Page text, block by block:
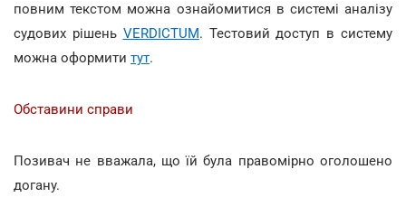
повним текстом можна ознайомитися в системі аналізу
судових рішень VERDICTUM. Тестовий доступ в систему
можна оформити тут.
Обставини справи
Позивач не вважала, що їй була правомірно оголошено
догану.